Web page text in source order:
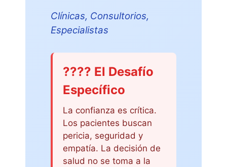
Clínicas, Consultorios,
Especialistas
???? El Desafío
Específico
La confianza es crítica.
Los pacientes buscan
pericia, seguridad y
empatía. La decisión de
salud no se toma a la